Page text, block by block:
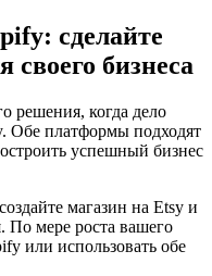
сделайте
бизнеса
решения, когда дело
Обе платформы подходят
успешный бизнес
магазин на Etsy и
По мере роста вашего
или использовать обе